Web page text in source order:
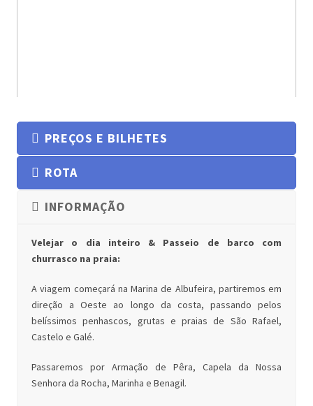
PREÇOS E BILHETES
ROTA
INFORMAÇÃO
Velejar o dia inteiro & Passeio de barco com
churrasco na praia:
A viagem começará na Marina de Albufeira, partiremos em
direção a Oeste ao longo da costa, passando pelos
belíssimos penhascos, grutas e praias de São Rafael,
Castelo e Galé.
Passaremos por Armação de Pêra, Capela da Nossa
Senhora da Rocha, Marinha e Benagil.